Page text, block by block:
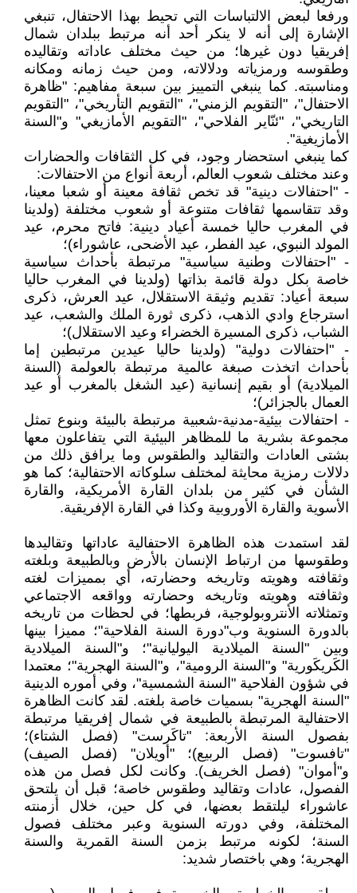
ورفعا لبعض الالتباسات التي تحيط بهذا الاحتفال، تنبغي
الإشارة إلى أنه لا ينكر أحد أنه مرتبط ببلدان شمال
إفريقيا دون غيرها؛ من حيث مختلف عاداته وتقاليده
وطقوسه ورمزياته ودلالاته، ومن حيث زمانه ومكانه
ومناسبته. كما ينبغي التمييز بين سبعة مفاهيم: "ظاهرة
الاحتفال"، "التقويم الزمني"، "التقويم التأريخي"، "التقويم
التاريخي"، "ئنّاير الفلاحي"، "التقويم الأمازيغي" و"السنة
الأمازيغية".
كما ينبغي استحضار وجود، في كل الثقافات والحضارات
وعند مختلف شعوب العالم، أربعة أنواع من الاحتفالات:
- "احتفالات دينية" قد تخص ثقافة معينة أو شعبا معينا،
وقد تتقاسمها ثقافات متنوعة أو شعوب مختلفة (ولدينا
في المغرب حاليا خمسة أعياد دينية: فاتح محرم، عيد
المولد النبوي، عيد الفطر، عيد الأضحى، عاشوراء)؛
- "احتفالات وطنية سياسية" مرتبطة بأحداث سياسية
خاصة بكل دولة قائمة بذاتها (ولدينا في المغرب حاليا
سبعة أعياد: تقديم وثيقة الاستقلال، عيد العرش، ذكرى
استرجاع وادي الذهب، ذكرى ثورة الملك والشعب، عيد
الشباب، ذكرى المسيرة الخضراء وعيد الاستقلال)؛
- "احتفالات دولية" (ولدينا حاليا عيدين مرتبطين إما
بأحداث اتخذت صبغة عالمية مرتبطة بالعولمة (السنة
الميلادية) أو بقيم إنسانية (عيد الشغل بالمغرب أو عيد
العمال بالجزائر)؛
- احتفالات بيئية-مدنية-شعبية مرتبطة بالبيئة وبنوع تمثل
مجموعة بشرية ما للمظاهر البيئية التي يتفاعلون معها
بشتى العادات والتقاليد والطقوس وما يرافق ذلك من
دلالات رمزية محايثة لمختلف سلوكاته الاحتفالية؛ كما هو
الشأن في كثير من بلدان القارة الأمريكية، والقارة
الأسوية والقارة الأوروبية وكذا في القارة الإفريقية.
لقد استمدت هذه الظاهرة الاحتفالية عاداتها وتقاليدها
وطقوسها من ارتباط الإنسان بالأرض وبالطبيعة وبلغته
وثقافته وهويته وتاريخه وحضارته، أي بمميزات لغته
وثقافته وهويته وتاريخه وحضارته وواقعه الاجتماعي
وتمثلاته الأنتروبولوجية، فربطها؛ في لحظات من تاريخه
بالدورة السنوية وب"دورة السنة الفلاحية"؛ مميزا بينها
وبين "السنة الميلادية اليوليانية"؛ و"السنة الميلادية
الكَريكَورية" و"السنة الرومية"، و"السنة الهجرية"؛ معتمدا
في شؤون الفلاحية "السنة الشمسية"، وفي أموره الدينية
"السنة الهجرية" بسميات خاصة بلغته. لقد كانت الظاهرة
الاحتفالية المرتبطة بالطبيعة في شمال إفريقيا مرتبطة
بفصول السنة الأربعة: "تاكَرست" (فصل الشتاء)؛
"تافسوت" (فصل الربيع)؛ "أويلان" (فصل الصيف)
و"أموان" (فصل الخريف). وكانت لكل فصل من هذه
الفصول، عادات وتقاليد وطقوس خاصة؛ قبل أن يلتحق
عاشوراء ليلتقط بعضها، في كل حين، خلال أزمنته
المختلفة، وفي دورته السنوية وعبر مختلف فصول
السنة؛ لكونه مرتبط بزمن السنة القمرية والسنة
الهجرية؛ وهي باختصار شديد: